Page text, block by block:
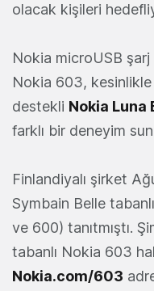
olacak kişileri
Nokia microUSB
Nokia 603,
destekli Nokia Luna
farklı bir deneyim
Finlandiyalı şirket
Symbain Belle
ve 600) tanıtmıştı.
tabanlı Nokia 603
Nokia.com/603